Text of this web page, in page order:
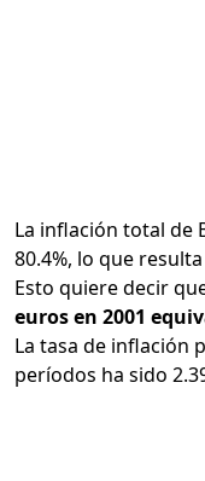
La inflación total de
80.4%, lo que
Esto quiere decir
euros en 2001
La tasa de inflación
períodos ha sido